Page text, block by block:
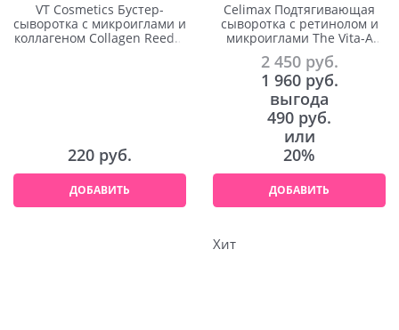
VT Cosmetics Бустер-
сыворотка с микроиглами и
коллагеном Collagen Reedle
220 руб.
ДОБАВИТЬ
Celimax Подтягивающая
сыворотка с ретинолом и
микроиглами The Vita-A
Retinol Shot Tightening
Serum 30ml
2 450 руб.
1 960 руб.
выгода
490 руб.
или
20%
ДОБАВИТЬ
Хит